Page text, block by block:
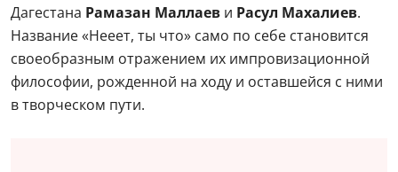
Дагестана Рамазан Маллаев и Расул Махалиев.
Название «Нееет, ты что» само по себе становится
своеобразным отражением их импровизационной
философии, рожденной на ходу и оставшейся с ними
в творческом пути.